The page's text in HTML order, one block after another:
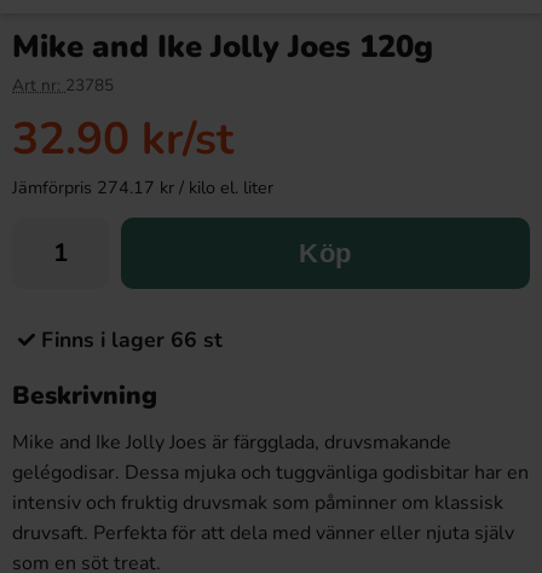
Mike and Ike Jolly Joes 120g
Art nr: 23785
32.90 kr/st
Jämförpris 274.17 kr / kilo el. liter
Köp
Finns i lager 66 st
Beskrivning
Mike and Ike Jolly Joes är färgglada, druvsmakande
gelégodisar. Dessa mjuka och tuggvänliga godisbitar har en
intensiv och fruktig druvsmak som påminner om klassisk
druvsaft. Perfekta för att dela med vänner eller njuta själv
som en söt treat.